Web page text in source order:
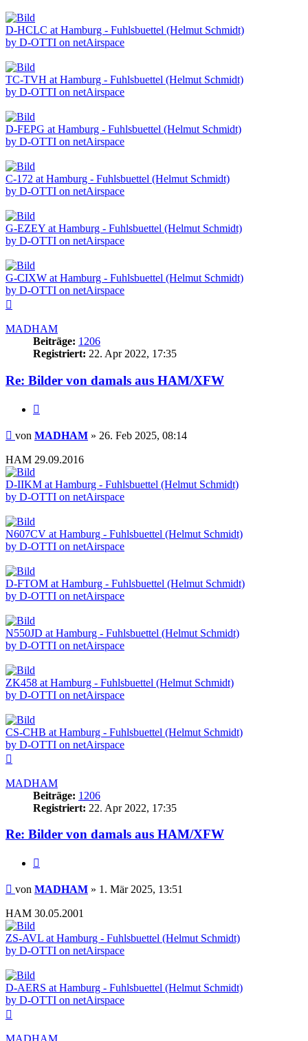
D-HCLC at Hamburg - Fuhlsbuettel (Helmut Schmidt)
by D-OTTI on netAirspace
TC-TVH at Hamburg - Fuhlsbuettel (Helmut Schmidt)
by D-OTTI on netAirspace
D-FEPG at Hamburg - Fuhlsbuettel (Helmut Schmidt)
by D-OTTI on netAirspace
C-172 at Hamburg - Fuhlsbuettel (Helmut Schmidt)
by D-OTTI on netAirspace
G-EZEY at Hamburg - Fuhlsbuettel (Helmut Schmidt)
by D-OTTI on netAirspace
G-CIXW at Hamburg - Fuhlsbuettel (Helmut Schmidt)
by D-OTTI on netAirspace
MADHAM
Beiträge: 1206
Registriert: 22. Apr 2022, 17:35
Re: Bilder von damals aus HAM/XFW
Beitrag
von MADHAM » 26. Feb 2025, 08:14
HAM 29.09.2016
D-IIKM at Hamburg - Fuhlsbuettel (Helmut Schmidt)
by D-OTTI on netAirspace
N607CV at Hamburg - Fuhlsbuettel (Helmut Schmidt)
by D-OTTI on netAirspace
D-FTOM at Hamburg - Fuhlsbuettel (Helmut Schmidt)
by D-OTTI on netAirspace
N550JD at Hamburg - Fuhlsbuettel (Helmut Schmidt)
by D-OTTI on netAirspace
ZK458 at Hamburg - Fuhlsbuettel (Helmut Schmidt)
by D-OTTI on netAirspace
CS-CHB at Hamburg - Fuhlsbuettel (Helmut Schmidt)
by D-OTTI on netAirspace
MADHAM
Beiträge: 1206
Registriert: 22. Apr 2022, 17:35
Re: Bilder von damals aus HAM/XFW
Beitrag
von MADHAM » 1. Mär 2025, 13:51
HAM 30.05.2001
ZS-AVL at Hamburg - Fuhlsbuettel (Helmut Schmidt)
by D-OTTI on netAirspace
D-AERS at Hamburg - Fuhlsbuettel (Helmut Schmidt)
by D-OTTI on netAirspace
MADHAM